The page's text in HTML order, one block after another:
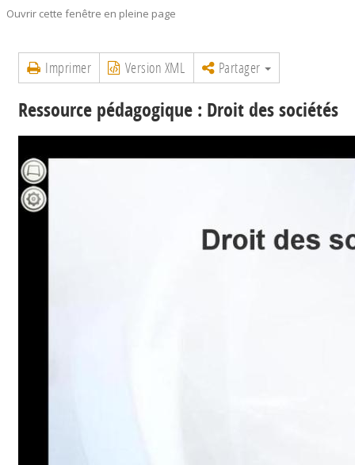
Ouvrir cette fenêtre en pleine page
Imprimer Version XML Partager
Ressource pédagogique : Droit des sociétés